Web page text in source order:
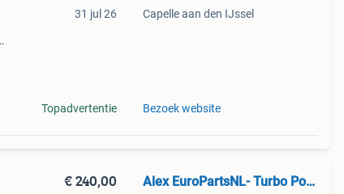
31 jul 26
Topadvertentie
Capelle aan den IJssel
Bezoek website
€ 240,00 Alex EuroPartsNL- Turbo Power